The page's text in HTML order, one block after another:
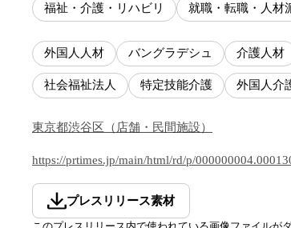
福祉・介護・リハビリ 就職・転職・人材
外国人人材 バングラデシュ 介護人材
社会福祉法人 特定技能介護 外国人介
東京都渋谷区 （ 店舗・民間施設）
https://prtimes.jp/main/html/rd/p/
プレスリリース素材